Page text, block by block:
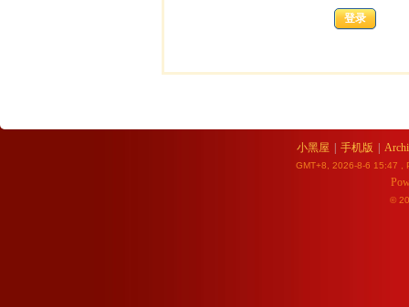
登录
小黑屋 手机版
GMT+8, 2026-8-6 15:47 ,
©